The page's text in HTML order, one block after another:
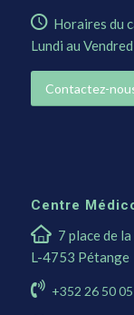
Horaires du
Lundi au
Contactez-
Centre
7 place de
L-4753 Pétange
+352 26 50